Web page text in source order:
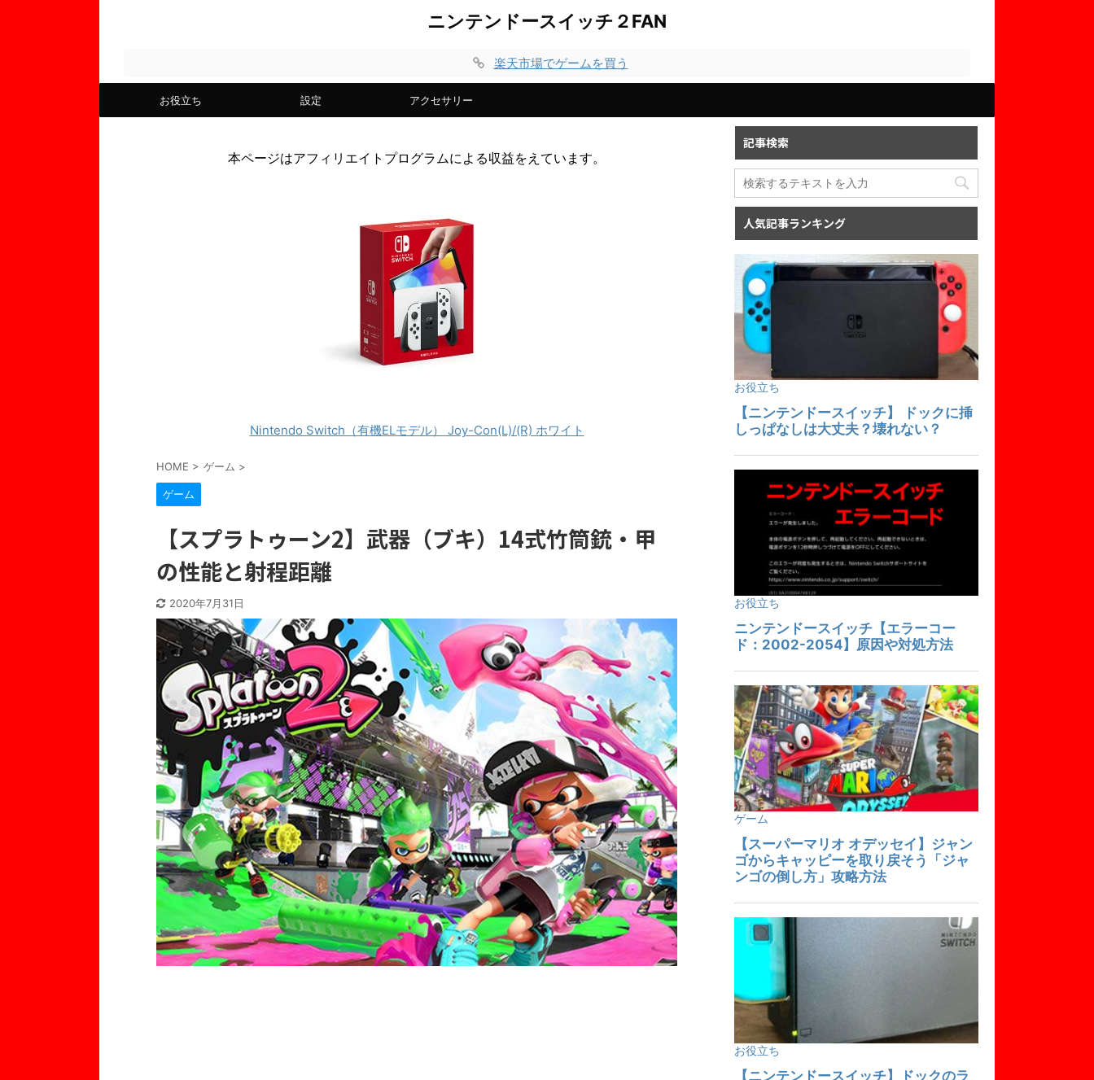
ニンテンドースイッチ２FAN
楽天市場でゲームを買う
お役立ち 設定 アクセサリー
本ページはアフィリエイトプログラムによる収益をえています。
Nintendo Switch（有機ELモデル） Joy-Con(L)/(R) ホワイト
HOME > ゲーム >
ゲーム
【スプラトゥーン2】武器（ブキ）14式竹筒銃・甲
の性能と射程距離
2020年7月31日
記事検索
人気記事ランキング